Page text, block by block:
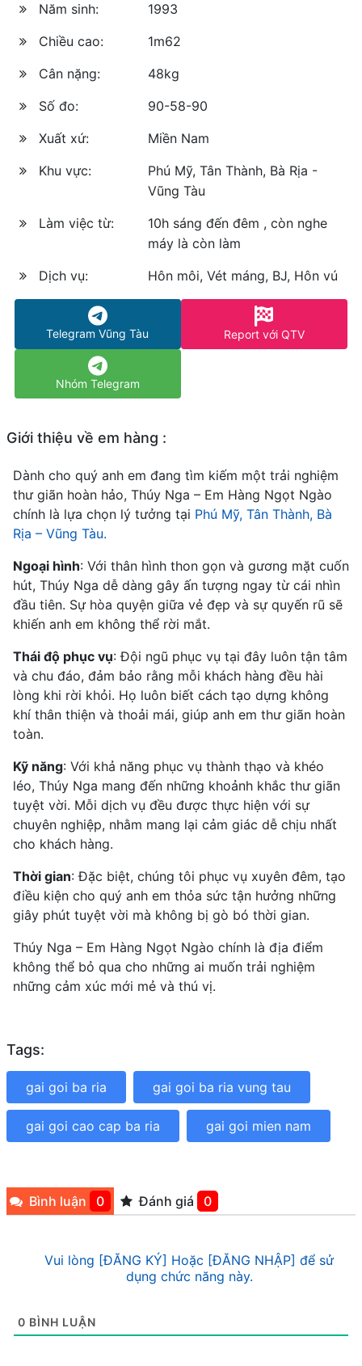
Năm sinh:
1993
Chiều cao:
1m62
Cân nặng:
48kg
Số đo:
90-58-90
Xuất xứ:
Miền Nam
Khu vực:
Phú Mỹ, Tân Thành, Bà Rịa -
Vũng Tàu
Làm việc từ:
10h sáng đến đêm , còn nghe
máy là còn làm
Dịch vụ:
Hôn môi, Vét máng, BJ, Hôn vú
Telegram Vũng Tàu Report với QTV
Nhóm Telegram
Giới thiệu về em hàng :
Dành cho quý anh em đang tìm kiếm một trải nghiệm
thư giãn hoàn hảo, Thúy Nga – Em Hàng Ngọt Ngào
chính là lựa chọn lý tưởng tại Phú Mỹ, Tân Thành, Bà
Rịa – Vũng Tàu.
Ngoại hình: Với thân hình thon gọn và gương mặt cuốn
hút, Thúy Nga dễ dàng gây ấn tượng ngay từ cái nhìn
đầu tiên. Sự hòa quyện giữa vẻ đẹp và sự quyến rũ sẽ
khiến anh em không thể rời mắt.
Thái độ phục vụ: Đội ngũ phục vụ tại đây luôn tận tâm
và chu đáo, đảm bảo rằng mỗi khách hàng đều hài
lòng khi rời khỏi. Họ luôn biết cách tạo dựng không
khí thân thiện và thoải mái, giúp anh em thư giãn hoàn
toàn.
Kỹ năng: Với khả năng phục vụ thành thạo và khéo
léo, Thúy Nga mang đến những khoảnh khắc thư giãn
tuyệt vời. Mỗi dịch vụ đều được thực hiện với sự
chuyên nghiệp, nhằm mang lại cảm giác dễ chịu nhất
cho khách hàng.
Thời gian: Đặc biệt, chúng tôi phục vụ xuyên đêm, tạo
điều kiện cho quý anh em thỏa sức tận hưởng những
giây phút tuyệt vời mà không bị gò bó thời gian.
Thúy Nga – Em Hàng Ngọt Ngào chính là địa điểm
không thể bỏ qua cho những ai muốn trải nghiệm
những cảm xúc mới mẻ và thú vị.
Tags:
gai goi ba ria gai goi ba ria vung tau
gai goi cao cap ba ria gai goi mien nam
Bình luận 0 Đánh giá 0
Vui lòng [ĐĂNG KÝ] Hoặc [ĐĂNG NHẬP] để sử
dụng chức năng này.
0 BÌNH LUẬN